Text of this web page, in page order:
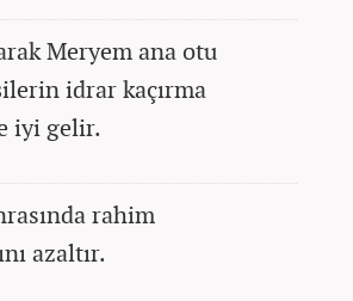
Meryem ana otu
idrar kaçırma
iyi gelir.
rahim
azaltır.